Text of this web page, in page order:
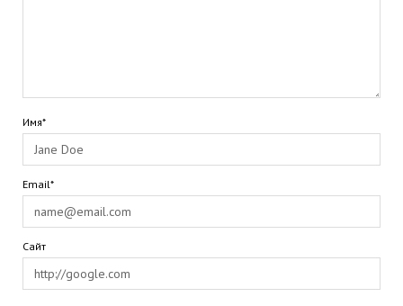
Имя*
Email*
Сайт